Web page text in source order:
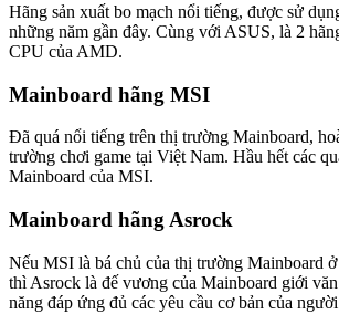
Hãng sản xuất bo mạch nổi tiếng, được sử
những năm gần đây. Cùng với ASUS, là 2
CPU của AMD.
Mainboard hãng MSI
Đã quá nổi tiếng trên thị trường Mainboard,
trường chơi game tại Việt Nam. Hầu hết các
Mainboard của MSI.
Mainboard hãng Asrock
Nếu MSI là bá chủ của thị trường Mainboard
thì Asrock là đế vương của Mainboard giới
năng đáp ứng đủ các yêu cầu cơ bản của